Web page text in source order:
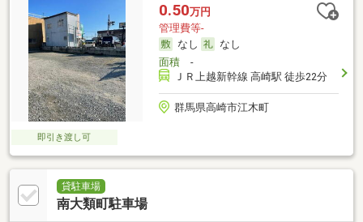
0.50万円
管理費等-
なし
なし
面積-
ＪＲ上越新幹線 高崎駅 徒歩22分
群馬県高崎市江木町
即引き渡し可
貸駐車場
南大類町駐車場